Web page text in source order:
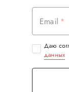
Email
Даю
данных